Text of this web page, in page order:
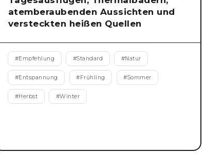
atemberaubenden Aussichten und
versteckten heißen Quellen
#Empfehlung #Standard #Natur
#Entspannung #Frühling #Sommer
#Herbst #Winter